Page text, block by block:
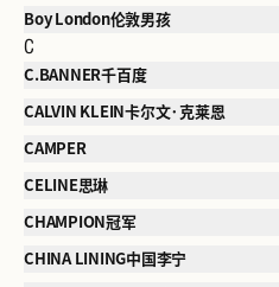
Boy London伦敦男孩
C
C.BANNER千百度
CALVIN KLEIN卡尔文·克莱恩
CAMPER
CELINE思琳
CHAMPION冠军
CHINA LINING中国李宁